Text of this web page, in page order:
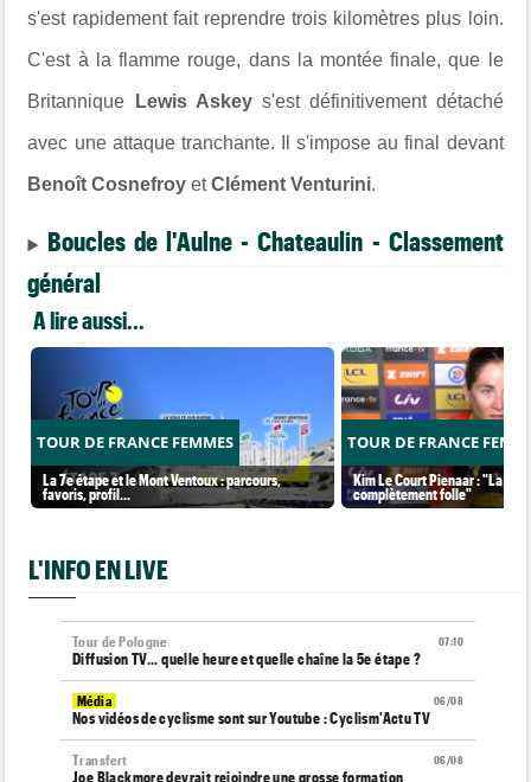
s'est rapidement fait reprendre trois kilomètres plus loin.
C'est à la flamme rouge, dans la montée finale, que le
Britannique Lewis Askeys'est définitivement détaché
avec une attaque tranchante. Il s'impose au final devant
Benoît Cosnefroy etClément Venturini.
Boucles de l'Aulne - Chateaulin - Classement
général
A lire aussi...
TOUR DE FRANCE FEMMES
La 7e étape et le Mont Ventoux : parcours,
favoris, profil…
TOUR DE FRANCE
Kim Le Court Pienaar : "La
complètement folle"
L'INFO EN LIVE
07:10
Tour de Pologne
Diffusion TV... quelle heure et quelle chaîne la 5e étape ?
06/08
Média
Nos vidéos de cyclisme sont sur Youtube : Cyclism'Actu TV
06/08
Transfert
Joe Blackmore devrait rejoindre une grosse formation